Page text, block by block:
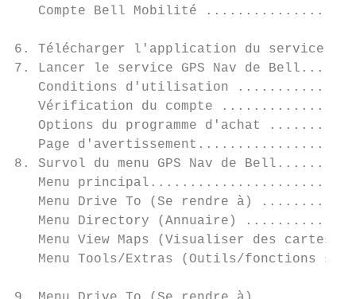
Compte Bell Mobilité
6. Télécharger l'application du
7. Lancer le service GPS Nav
Conditions d'utilisation
Vérification du compte
Options du programme d'achat
Page
8. Survol du menu GPS Nav
Menu
Menu Drive To (Se rendre à)
Menu Directory (Annuaire)
Menu View Maps (Visualiser des
Menu Tools/Extras (Outils/fonctions